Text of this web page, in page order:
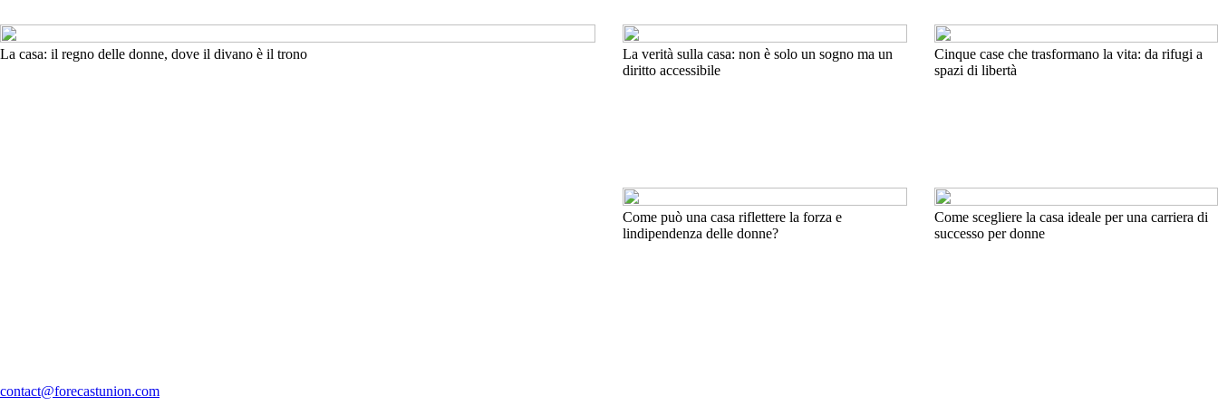
La casa: il regno delle donne, dove il divano è il trono
La verità sulla casa: non è solo un sogno ma un
diritto accessibile
Cinque case che trasformano la vita: da rifugi a
spazi di libertà
Come può una casa riflettere la forza e
lindipendenza delle donne?
Come scegliere la casa ideale per una carriera di
successo per donne
contact@forecastunion.com